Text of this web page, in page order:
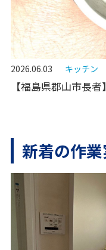
2026.06.03 キッチン
【福島県郡山市長
新着の作